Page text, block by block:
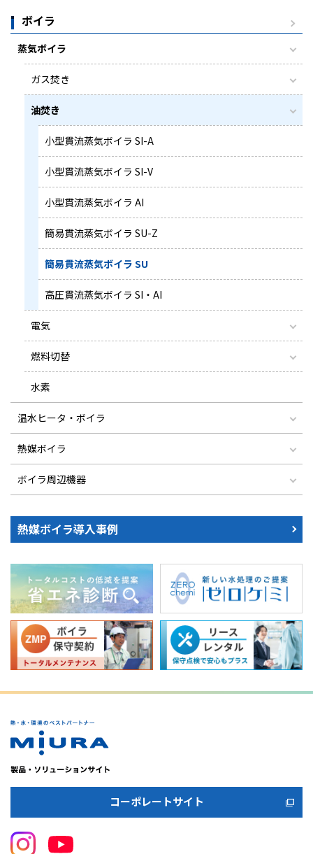
ボイラ
蒸気ボイラ
ガス焚き
油焚き
小型貫流蒸気ボイラ SI-A
小型貫流蒸気ボイラ SI-V
小型貫流蒸気ボイラ AI
簡易貫流蒸気ボイラ SU-Z
簡易貫流蒸気ボイラ SU
高圧貫流蒸気ボイラ SI・AI
電気
燃料切替
水素
温水ヒータ・ボイラ
熱媒ボイラ
ボイラ周辺機器
熱媒ボイラ導入事例
コーポレートサイト